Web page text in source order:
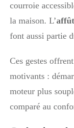
courroie
la maison. L’
font aussi partie
Ces gestes
motivants :
moteur plus
comparé au